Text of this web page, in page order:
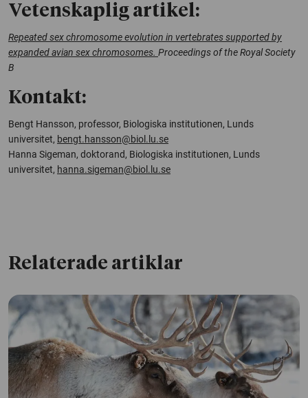
Vetenskaplig artikel:
Repeated sex chromosome evolution in vertebrates supported by
expanded avian sex chromosomes. Proceedings of the Royal Society
B
Kontakt:
Bengt Hansson, professor, Biologiska institutionen, Lunds
universitet, bengt.hansson@biol.lu.se
Hanna Sigeman, doktorand, Biologiska institutionen, Lunds
universitet, hanna.sigeman@biol.lu.se
Relaterade artiklar